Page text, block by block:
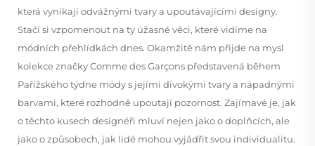
která vynikají odvážnými tvary a upoutávajícími designy.
Stačí si vzpomenout na ty úžasné věci, které vidíme na
módních přehlídkách dnes. Okamžitě nám přijde na mysl
kolekce značky Comme des Garçons představená během
Pařížského týdne módy s jejími divokými tvary a nápadnými
barvami, které rozhodně upoutají pozornost. Zajímavé je, jak
o těchto kusech designéři mluví nejen jako o doplňcích, ale
jako o způsobech, jak lidé mohou vyjádřit svou individualitu.